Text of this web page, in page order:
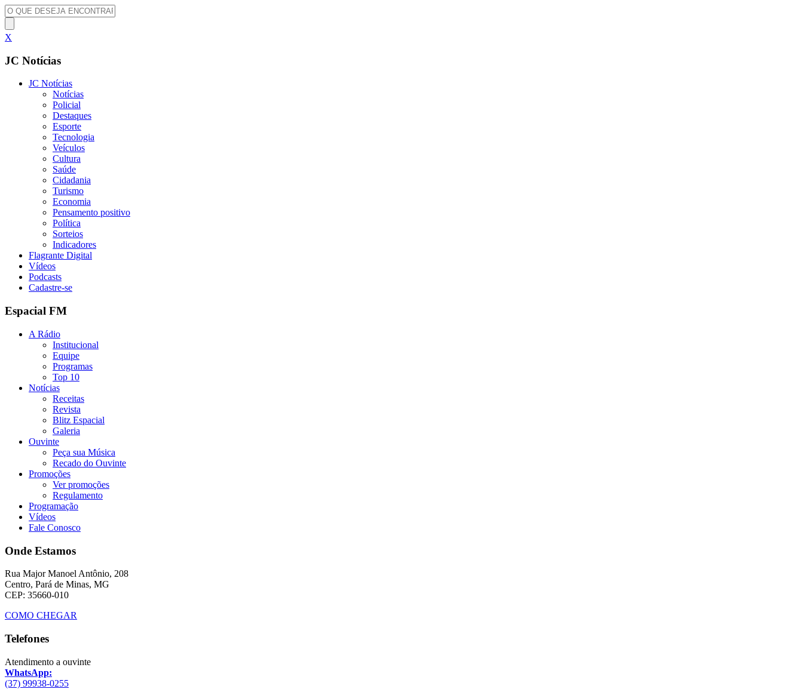
X
JC Notícias
JC Notícias
Notícias
Policial
Destaques
Esporte
Tecnologia
Veículos
Cultura
Saúde
Cidadania
Turismo
Economia
Pensamento positivo
Política
Sorteios
Indicadores
Flagrante Digital
Vídeos
Podcasts
Cadastre-se
Espacial FM
A Rádio
Institucional
Equipe
Programas
Top 10
Notícias
Receitas
Revista
Blitz Espacial
Galeria
Ouvinte
Peça sua Música
Recado do Ouvinte
Promoções
Ver promoções
Regulamento
Programação
Vídeos
Fale Conosco
Onde Estamos
Rua Major Manoel Antônio, 208
Centro, Pará de Minas, MG
CEP: 35660-010
COMO CHEGAR
Telefones
Atendimento a ouvinte
WhatsApp:
(37) 99938-0255